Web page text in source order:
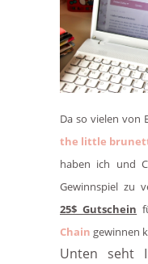
Da so vielen von
the little
haben ich und
Gewinnspiel zu
25$ Gutschein
Chain gewinnen
Unten seht